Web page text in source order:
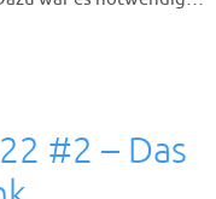
#2 – Das